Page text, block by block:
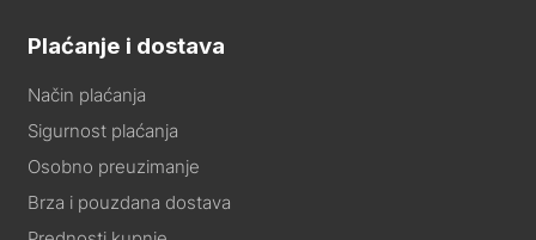
Plaćanje i dostava
Način plaćanja
Sigurnost plaćanja
Osobno preuzimanje
Brza i pouzdana dostava